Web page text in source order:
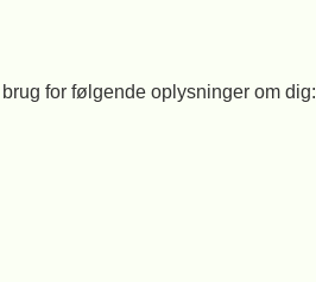
for følgende oplysninger om dig: